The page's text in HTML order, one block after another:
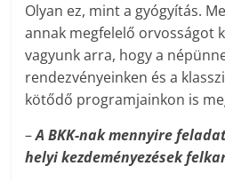
Olyan ez, mint a gyógyítás.
annak megfelelő orvosságot
vagyunk arra, hogy a
rendezvényeinken és a
kötődő programjainkon is
–A BKK-nak mennyire
helyi kezdeményezések